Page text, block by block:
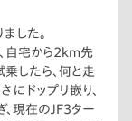
した。
自宅から2km先
したら、何と走
ドップリ嵌り、
現在のJF3ター